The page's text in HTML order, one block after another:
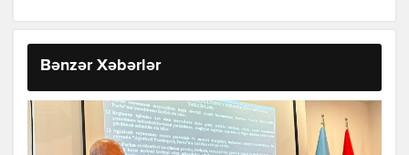
Bənzər Xəbərlər